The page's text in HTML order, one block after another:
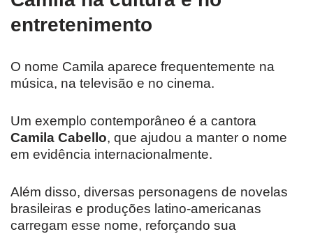
entretenimento
O nome Camila aparece frequentemente na
música, na televisão e no cinema.
Um exemplo contemporâneo é a cantora
Camila Cabello, que ajudou a manter o nome
em evidência internacionalmente.
Além disso, diversas personagens de novelas
brasileiras e produções latino-americanas
carregam esse nome, reforçando sua